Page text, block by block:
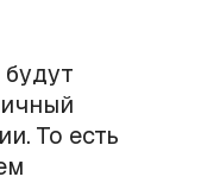
То есть